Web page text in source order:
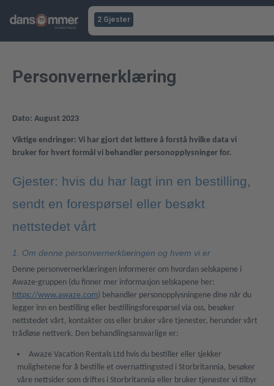
2 Gjester
Personvernerklæring
Dato: August 2023
Viktige endringer: Vi har gjort det lettere å forstå hvilke data vi
bruker for hvert formål vi behandler personopplysninger for.
Gjester: hvis du har lagt inn en bestilling,
sendt en forespørsel eller besøkt
nettstedet vårt
1. Om denne personvernerklæringen og hvem vi er
Denne personvernerklæringen informerer om hvordan selskapene i
Awaze-gruppen (du finner mer informasjon selskapene her:
https://www.awaze.com) behandler personopplysningene dine når du
legger inn en bestilling eller bestillingsforespørsel via oss, besøker
nettstedet vårt, kontakter oss eller bruker våre tjenester, herunder vårt
trådløse nettverk. Den behandlingsansvarlige er:
Awaze Vacation Rentals Ltd hvis du bestiller eller sjekker
mulighetene for å bestille et overnattingssted i Storbritannia, besøker
våre nettsider som driftes i Storbritannia eller bruker tjenester vi tilbyr